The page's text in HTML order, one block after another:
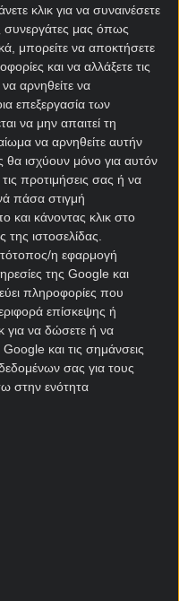
κλικ για να συναινέσετε
συνεργάτες μας όπως
μπορείτε να αποκτήσετε
και να αλλάξετε τις
αρνηθείτε να
επεξεργασία των
να μην απαιτεί τη
να αρνηθείτε αυτήν
θα ισχύουν μόνο για αυτόν
προτιμήσεις σας ή να
πάσα στιγμή
και κάνοντας κλικ στο
ιστοσελίδας.
η εφαρμογή
της Google και
πληροφορίες που
επίσκεψης ή
για να δώσετε ή να
και τις σημάνσεις
σας για τους
στην ενότητα
1:1.86 X:3.55 2:4.40
την πρεμιέρα
καθώς οι
αντιμετωπίζουν την
Σαββάτου (04:00)
σε υψηλό επίπεδο
την 10η
να πάνε
την καλύτερη
οι προημιτελικοί
Γκουστάβο
τελική φάση μετά το
για πρώτη φορά
θέλουν στην
αρχής γενομένης